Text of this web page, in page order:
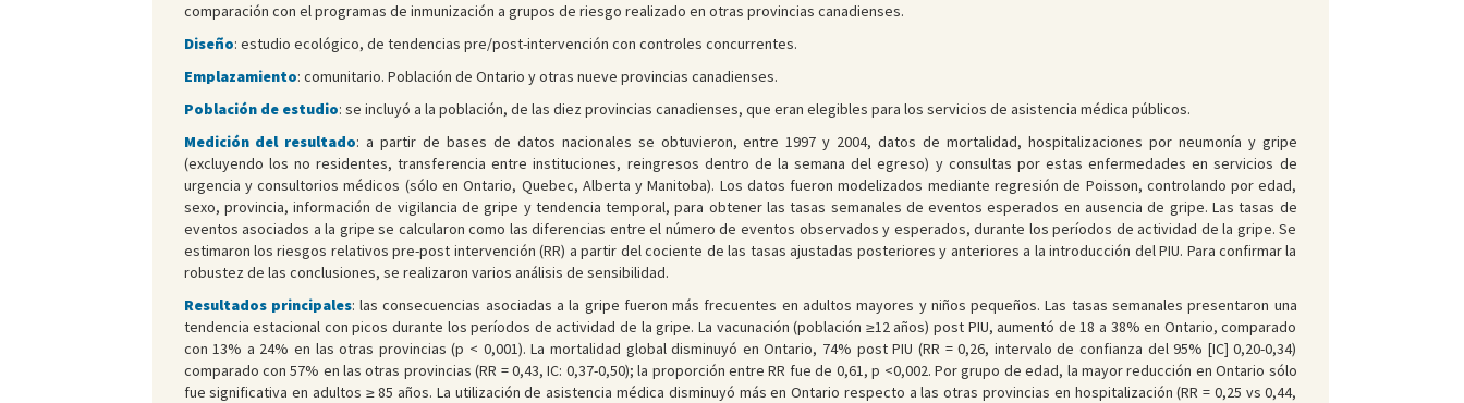
comparación con el programas de inmunización a grupos de riesgo realizado en otras provincias canadienses.
Diseño: estudio ecológico, de tendencias pre/post-intervención con controles concurrentes.
Emplazamiento: comunitario. Población de Ontario y otras nueve provincias canadienses.
Población de estudio: se incluyó a la población, de las diez provincias canadienses, que eran elegibles para los servicios de asistencia médica públicos.
Medición del resultado: a partir de bases de datos nacionales se obtuvieron, entre 1997 y 2004, datos de mortalidad, hospitalizaciones por neumonía y gripe
(excluyendo los no residentes, transferencia entre instituciones, reingresos dentro de la semana del egreso) y consultas por estas enfermedades en servicios de
urgencia y consultorios médicos (sólo en Ontario, Quebec, Alberta y Manitoba). Los datos fueron modelizados mediante regresión de Poisson, controlando por edad,
sexo, provincia, información de vigilancia de gripe y tendencia temporal, para obtener las tasas semanales de eventos esperados en ausencia de gripe. Las tasas de
eventos asociados a la gripe se calcularon como las diferencias entre el número de eventos observados y esperados, durante los períodos de actividad de la gripe. Se
estimaron los riesgos relativos pre-post intervención (RR) a partir del cociente de las tasas ajustadas posteriores y anteriores a la introducción del PIU. Para confirmar la
robustez de las conclusiones, se realizaron varios análisis de sensibilidad.
Resultados principales: las consecuencias asociadas a la gripe fueron más frecuentes en adultos mayores y niños pequeños. Las tasas semanales presentaron una
tendencia estacional con picos durante los períodos de actividad de la gripe. La vacunación (población ≥12 años) post PIU, aumentó de 18 a 38% en Ontario, comparado
con 13% a 24% en las otras provincias (p < 0,001). La mortalidad global disminuyó en Ontario, 74% post PIU (RR = 0,26, intervalo de confianza del 95% [IC] 0,20-0,34)
comparado con 57% en las otras provincias (RR = 0,43, IC: 0,37-0,50); la proporción entre RR fue de 0,61, p <0,002. Por grupo de edad, la mayor reducción en Ontario sólo
fue significativa en adultos ≥ 85 años. La utilización de asistencia médica disminuyó más en Ontario respecto a las otras provincias en hospitalización (RR = 0,25 vs 0,44,